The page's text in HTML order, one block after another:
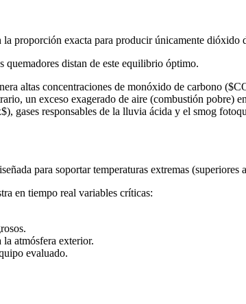
proporción exacta para producir únicamente dióxido
distan de este equilibrio óptimo.
altas concentraciones de monóxido de carbono
un exceso exagerado de aire (combustión pobre)
gases responsables de la lluvia ácida y el smog
para soportar temperaturas extremas (superiores
en tiempo real variables críticas:
la atmósfera exterior.
evaluado.